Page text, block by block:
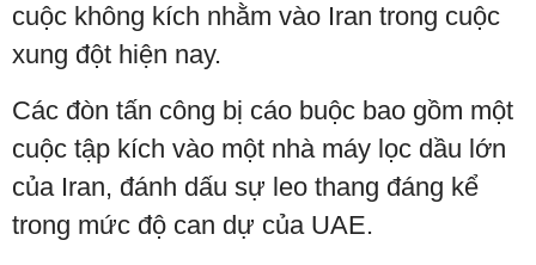
cuộc không kích nhằm vào Iran trong cuộc
xung đột hiện nay.
Các đòn tấn công bị cáo buộc bao gồm một
cuộc tập kích vào một nhà máy lọc dầu lớn
của Iran, đánh dấu sự leo thang đáng kể
trong mức độ can dự của UAE.